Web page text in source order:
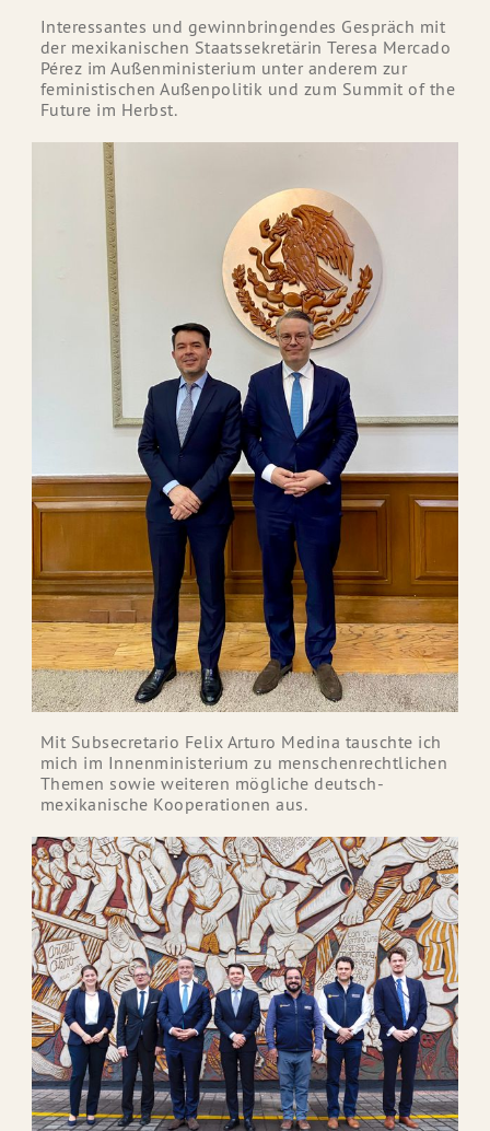
Interessantes und gewinnbringendes Gespräch mit
der mexikanischen Staatssekretärin Teresa Mercado
Pérez im Außenministerium unter anderem zur
feministischen Außenpolitik und zum Summit of the
Future im Herbst.
Mit Subsecretario Felix Arturo Medina tauschte ich
mich im Innenministerium zu menschenrechtlichen
Themen sowie weiteren mögliche deutsch-
mexikanische Kooperationen aus.